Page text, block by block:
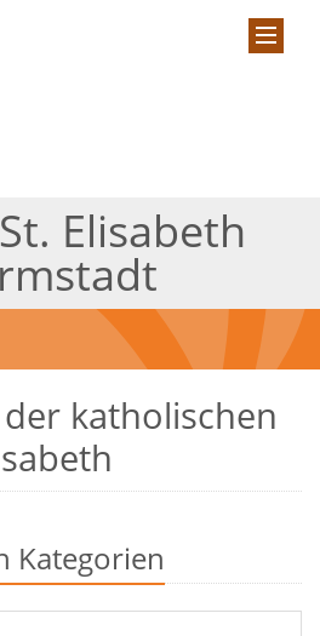
Elisabeth
katholischen
Kategorien